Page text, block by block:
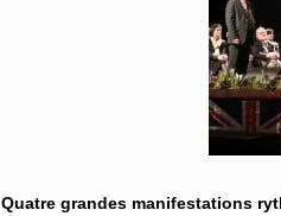
Quatre grandes manifestations